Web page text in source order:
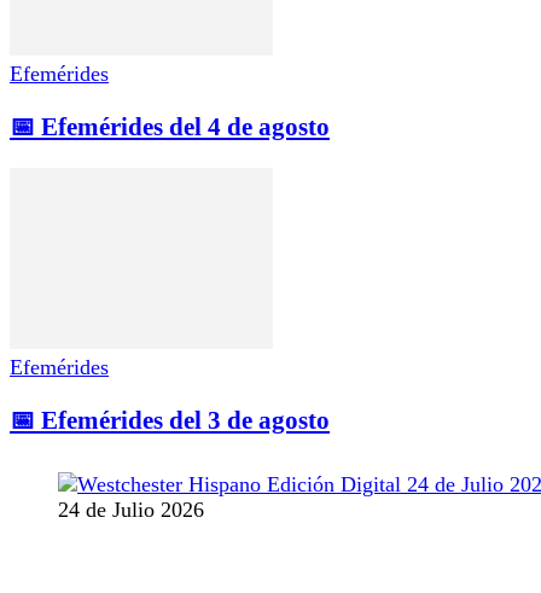
Efemérides
📅 Efemérides del 4 de agosto
Efemérides
📅 Efemérides del 3 de agosto
24 de Julio 2026